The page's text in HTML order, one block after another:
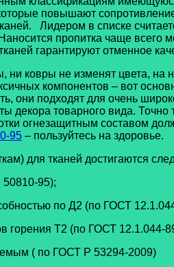
повышают
Лидером в списке
пропитка чаще всего
гарантируют отменное
ковры не изменят цвета, на
компонентов – вот
они подходят для очень
товарного вида.
огнезащитным составом
95 – пользуйтесь на здоровье.
для тканей достигаются
95);
по Д2 (по ГОСТ
горения Т2 (по ГОСТ 12.1.044-
( по ГОСТ Р 53294-2009)